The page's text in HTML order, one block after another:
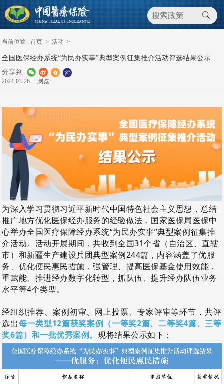
当前位置 : 首页 > 活动 >
全国医保经办系统“为民办实事”典型案例征集推介活动评选结果公示
分享到
2024-03-26 浏览:
为深入学习贯彻习近平新时代中国特色社会主义思想，总结
推广地方优化医保经办服务的经验做法，国家医保局医保中
心举办全国医疗保障经办系统“为民办实事”典型案例征集推
介活动。活动开展期间，共收到全国31个省（自治区、直辖
市）和新疆生产建设兵团典型案例244篇，内容涵盖了优服
务、优化便民惠民措施，强管理、提高医保基金使用效能，
重赋能、推进经办数字化转型，抓队伍、提升经办队伍业务
水平等4个类型。
经组织推荐、案例初审、网上投票、专家评审等环节，共评
选出每一类型12篇获奖案例（一等奖2篇、二等奖4篇、三等
奖6篇）和一批优秀案例。现将结果公示如下：